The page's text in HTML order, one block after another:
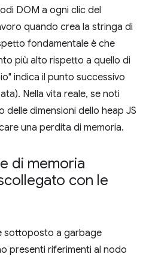
DOM a ogni clic del
quando crea la stringa di
fondamentale è che
più alto rispetto a quello di
indica il punto successivo
Nella vita reale, se noti
dimensioni dello heap JS
una perdita di memoria.
di memoria
con le
sottoposto a garbage
presenti riferimenti al nodo